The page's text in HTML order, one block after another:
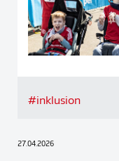
#inklusion
27.04.2026